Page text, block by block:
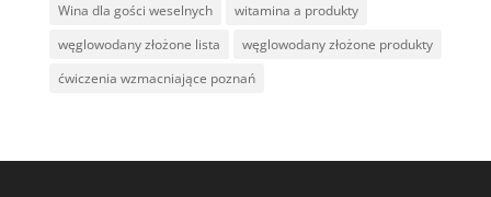
Wina dla gości weselnych
witamina a produkty
węglowodany złożone lista
węglowodany złożone produkty
ćwiczenia wzmacniające poznań